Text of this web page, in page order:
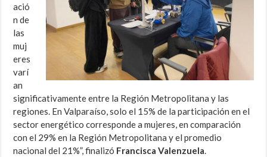
ació
n de
las
muj
eres
varí
an
significativamente entre la Región Metropolitana y las
regiones. En Valparaíso, solo el 15% de la participación en el
sector energético corresponde a mujeres, en comparación
con el 29% en la Región Metropolitana y el promedio
nacional del 21%”, finalizó Francisca Valenzuela.